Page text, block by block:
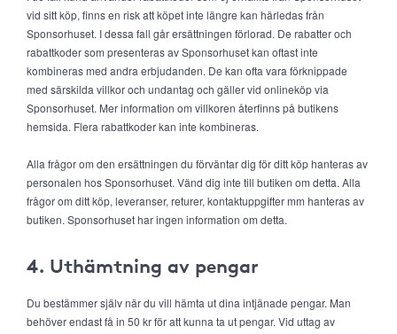
vid sitt köp, finns en risk att köpet inte längre kan härledas från
Sponsorhuset. I dessa fall går ersättningen förlorad. De rabatter och
rabattkoder som presenteras av Sponsorhuset kan oftast inte
kombineras med andra erbjudanden. De kan ofta vara förknippade
med särskilda villkor och undantag och gäller vid onlineköp via
Sponsorhuset. Mer information om villkoren återfinns på butikens
hemsida. Flera rabattkoder kan inte kombineras.
Alla frågor om den ersättningen du förväntar dig för ditt köp hanteras av
personalen hos Sponsorhuset. Vänd dig inte till butiken om detta. Alla
frågor om ditt köp, leveranser, returer, kontaktuppgifter mm hanteras av
butiken. Sponsorhuset har ingen information om detta.
4. Uthämtning av pengar
Du bestämmer själv när du vill hämta ut dina intjänade pengar. Man
behöver endast få in 50 kr för att kunna ta ut pengar. Vid uttag av